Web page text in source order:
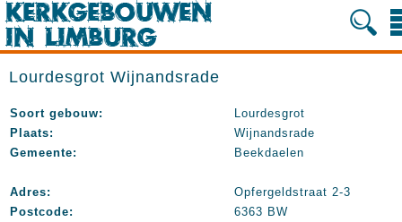
Lourdesgrot Wijnandsrade
Soort gebouw:
Lourdesgrot
Plaats:
Wijnandsrade
Gemeente:
Beekdaelen
Adres:
Opfergeldstraat 2-3
Postcode:
6363 BW